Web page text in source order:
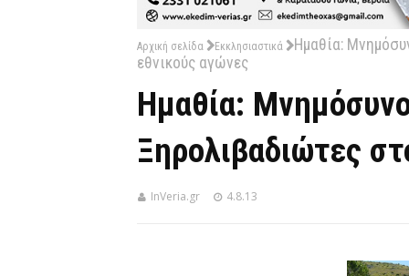
Αρχική σελίδα Εκκλησιαστικά
Ημαθία:
εθνικούς αγώνες
Ημαθία:
Ξηρολιβαδιώτες
InVeria.gr 4.8.13